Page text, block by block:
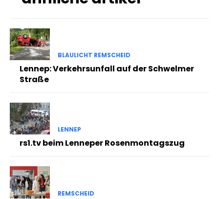
BLAULICHT REMSCHEID
Lennep: Verkehrsunfall auf der Schwelmer
Straße
LENNEP
rs1.tv beim Lenneper Rosenmontagszug
REMSCHEID